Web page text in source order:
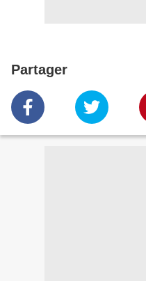
Partager